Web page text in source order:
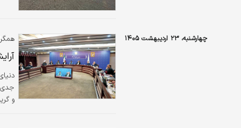
چهارشنبه، ۲۳ اردیبهشت ۱۴۰۵
جدی
و